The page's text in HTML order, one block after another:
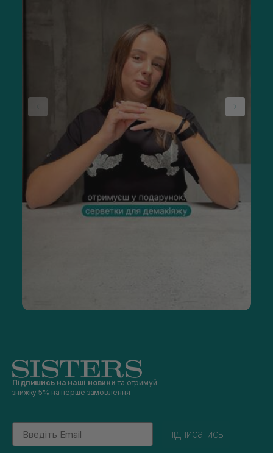
Підпишись на наші новини та отримуй
знижку 5% на перше замовлення
Email
підписатись